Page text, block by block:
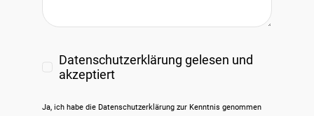
Datenschutzerklärung gelesen und
akzeptiert
Ja, ich habe die Datenschutzerklärung zur Kenntnis genommen